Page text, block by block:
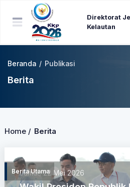
Direktorat
Kelautan
Beranda / Publikasi
Berita
Home / Berita
Jumat, 22 Mei 2026
Berita Utama